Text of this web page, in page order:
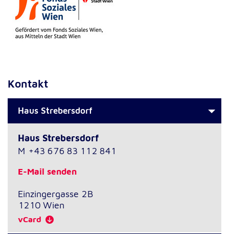
Kontakt
Haus Strebersdorf
Haus Strebersdorf
M +43 676 83 112 841
E-Mail senden
Einzingergasse 2B
1210 Wien
vCard